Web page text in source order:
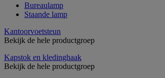
Bureaulamp
Staande lamp
Kantoorvoetsteun
Bekijk de hele productgroep
Kapstok en kledinghaak
Bekijk de hele productgroep